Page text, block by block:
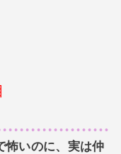
怖いのに、実は仲